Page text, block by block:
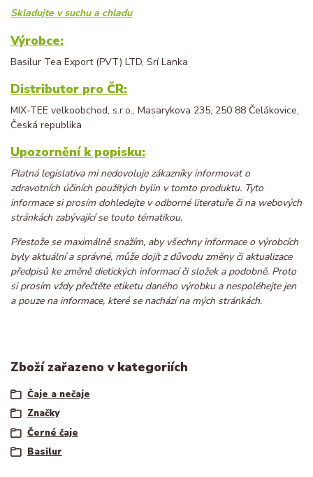
Skladujte v suchu a chladu
Výrobce:
Basilur Tea Export (PVT) LTD, Srí Lanka
Distributor pro ČR:
MIX-TEE velkoobchod, s.r.o., Masarykova 235, 250 88 Čelákovice,
Česká republika
Upozornění k popisku:
Platná legislativa mi nedovoluje zákazníky informovat o
zdravotních účiních použitých bylin v tomto produktu. Tyto
informace si prosím dohledejte v odborné literatuře či na webových
stránkách zabývající se touto tématikou.
Přestože se maximálně snažím, aby všechny informace o výrobcích
byly aktuální a správné, může dojít z důvodu změny či aktualizace
předpisů ke změně dietických informací či složek a podobně. Proto
si prosím vždy přečtěte etiketu daného výrobku a nespoléhejte jen
a pouze na informace, které se nachází na mých stránkách.
Zboží zařazeno v kategoriích
Čaje a nečaje
Značky
Černé čaje
Basilur